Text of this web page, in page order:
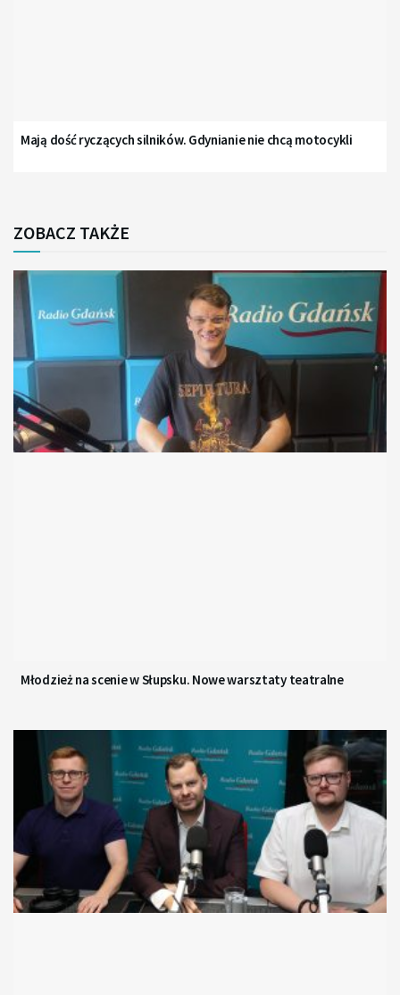
Mają dość ryczących silników. Gdynianie nie chcą motocykli
ZOBACZ TAKŻE
Młodzież na scenie w Słupsku. Nowe warsztaty teatralne